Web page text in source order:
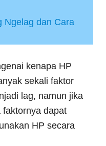
Ngelag dan Cara
kenapa HP
sekali faktor
lag, namun jika
faktornya dapat
HP secara